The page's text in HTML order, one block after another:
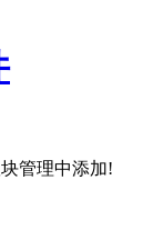
管理中添加!